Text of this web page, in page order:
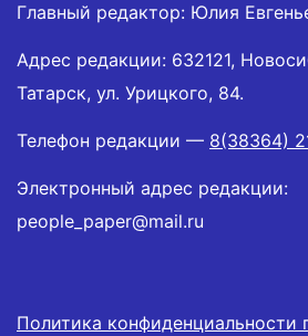
Главный редактор: Юлия
Адрес редакции: 632121,
Татарск, ул. Урицкого, 84.
Телефон редакции — 8(38364)
Электронный адрес редакции:
people_paper@mail.ru
Политика конфиденциальности